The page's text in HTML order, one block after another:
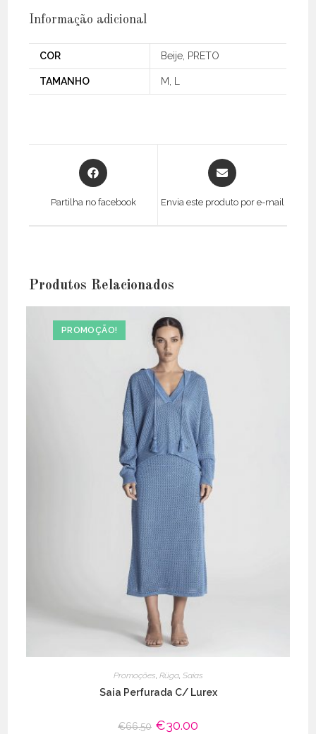
Informação adicional
COR Beije, PRETO
TAMANHO M, L
Opens
in
Partilha no facebook
Opens
in
Envia este produto por e-mail
Produtos Relacionados
PROMOÇÃO!
Promoções, Rüga, Saias
Saia Perfurada C/ Lurex
€66.50 O
€30.00